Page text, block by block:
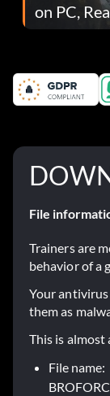
on PC,
File
Trainers are
behavior of a
Your
them as
This is almost
File name: